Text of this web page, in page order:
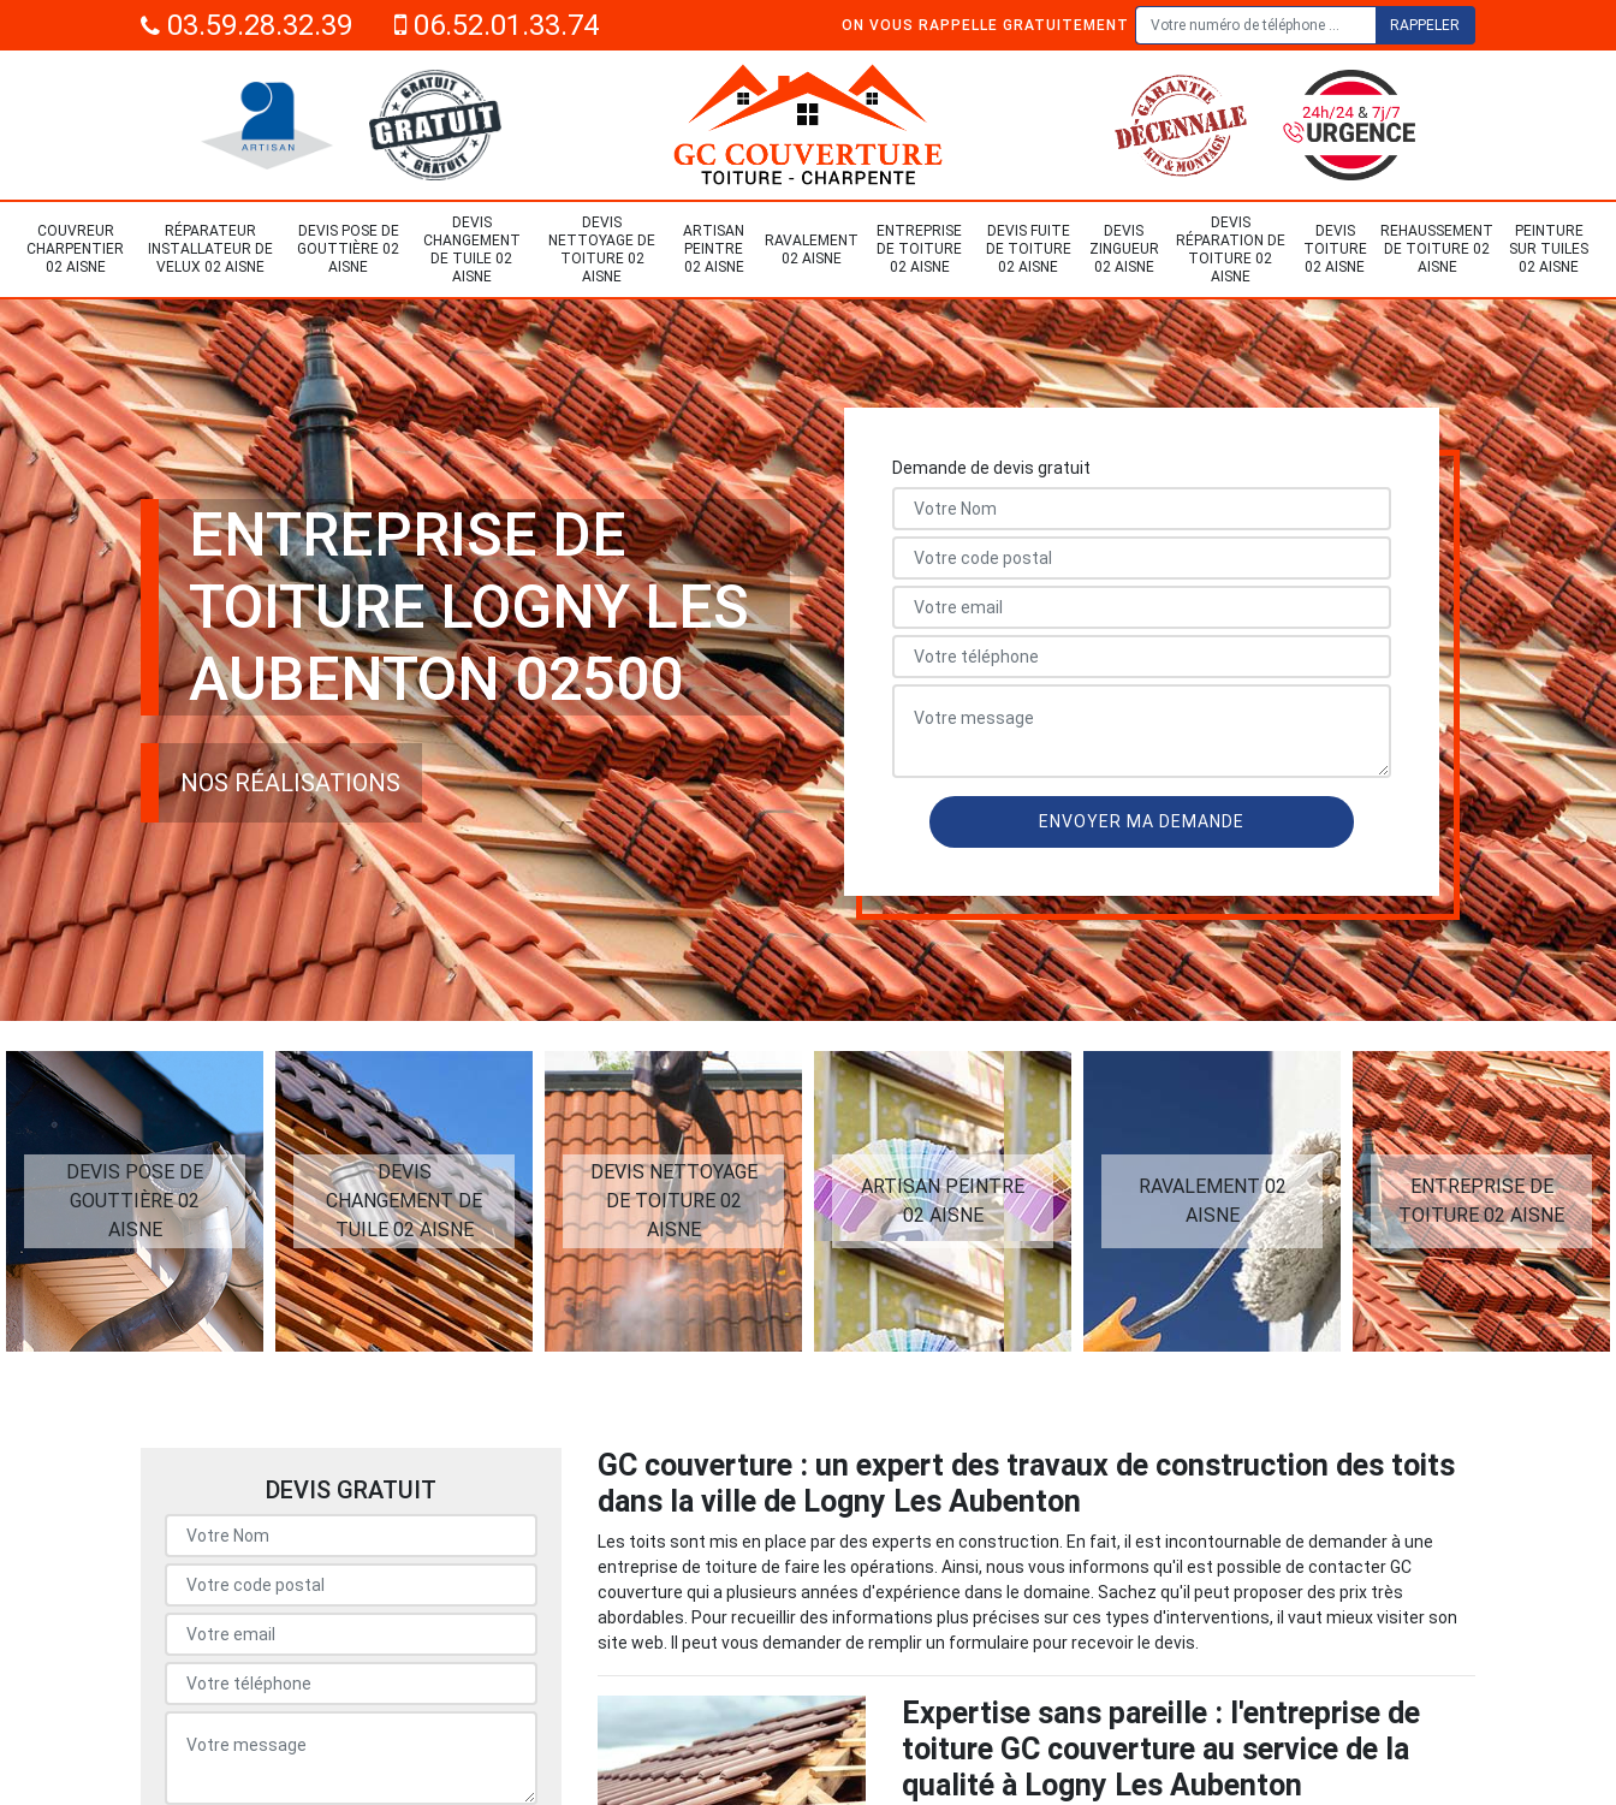
03.59.28.32.39 06.52.01.33.74 ON VOUS RAPPELLE GRATUITEMENT
COUVREUR
CHARPENTIER
02 AISNE
RÉPARATEUR
INSTALLATEUR DE
VELUX 02 AISNE
DEVIS POSE DE
GOUTTIÈRE 02
AISNE
DEVIS
CHANGEMENT
DE TUILE 02
AISNE
DEVIS
NETTOYAGE DE
TOITURE 02
AISNE
ARTISAN
PEINTRE
02 AISNE
RAVALEMENT
02 AISNE
ENTREPRISE
DE TOITURE
02 AISNE
DEVIS FUITE
DE TOITURE
02 AISNE
DEVIS
ZINGUEUR
02 AISNE
DEVIS
RÉPARATION DE
TOITURE 02
AISNE
DEVIS
TOITURE
02 AISNE
REHAUSSEMENT
DE TOITURE 02
AISNE
PEINTURE
SUR TUILES
02 AISNE
ENTREPRISE DE
TOITURE LOGNY LES
AUBENTON 02500
NOS RÉALISATIONS
Demande de devis gratuit
DEVIS
CHANGEMENT DE
TUILE 02 AISNE
DEVIS NETTOYAGE
DE TOITURE 02
AISNE
ARTISAN PEINTRE
02 AISNE
RAVALEMENT 02
AISNE
ENTREPRISE DE
TOITURE 02 AISNE
DEVIS FUITE DE
TOITURE 02 AISNE
DEVIS GRATUIT
GC couverture : un expert des travaux de construction des toits
dans la ville de Logny Les Aubenton
Les toits sont mis en place par des experts en construction. En fait, il est incontournable de demander à une
entreprise de toiture de faire les opérations. Ainsi, nous vous informons qu'il est possible de contacter GC
couverture qui a plusieurs années d'expérience dans le domaine. Sachez qu'il peut proposer des prix très
abordables. Pour recueillir des informations plus précises sur ces types d'interventions, il vaut mieux visiter son
site web. Il peut vous demander de remplir un formulaire pour recevoir le devis.
Expertise sans pareille : l'entreprise de
toiture GC couverture au service de la
qualité à Logny Les Aubenton